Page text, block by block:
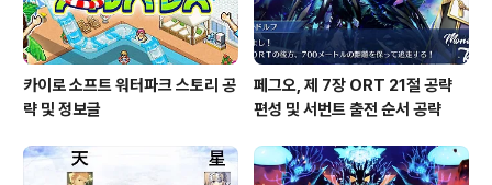
카이로 소프트 워터파크 스토리 공
략 및 정보글
페그오, 제 7장 ORT 21절 공략
편성 및 서번트 출전 순서 공략